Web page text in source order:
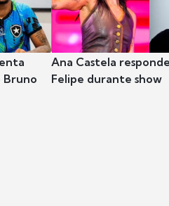
Bruno
Ana Castela
Felipe durante show